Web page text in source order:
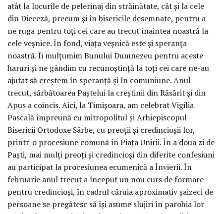
atât la locurile de pelerinaj din străinătate, cât și la cele
din Dieceză, precum și în bisericile desemnate, pentru a
ne ruga pentru toți cei care au trecut înaintea noastră la
cele veșnice. În fond, viața veșnică este și speranța
noastră. Îi mulțumim Bunului Dumnezeu pentru aceste
haruri și ne gândim cu recunoștință la toți cei care ne-au
ajutat să creștem în speranță și în comuniune. Anul
trecut, sărbătoarea Paștelui la creștinii din Răsărit și din
Apus a coincis. Aici, la Timișoara, am celebrat Vigilia
Pascală împreună cu mitropolitul și Arhiepiscopul
Bisericii Ortodoxe Sârbe, cu preoții și credincioșii lor,
printr-o procesiune comună în Piața Unirii. În a doua zi de
Paști, mai mulți preoți și credincioși din diferite confesiuni
au participat la procesiunea ecumenică a Învierii. În
februarie anul trecut a început un nou curs de formare
pentru credincioși, în cadrul căruia aproximativ șaizeci de
persoane se pregătesc să își asume slujiri în parohia lor